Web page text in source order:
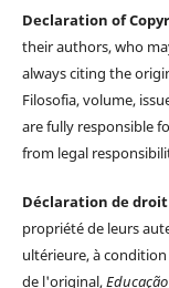
Declaration of
their authors, who
always citing the
Filosofia, volume,
are fully responsible
from legal
Déclaration de
propriété de leurs
ultérieure, à
de l'original,